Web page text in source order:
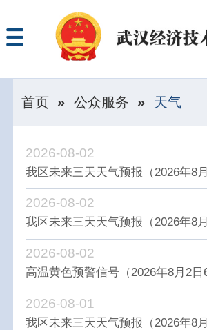
首页 » 公众服务 » 天气
我区未来三天天气预报（2026年8月
2026-08-02
我区未来三天天气预报（2026年8月
2026-08-02
高温黄色预警信号（2026年8月2日
2026-08-02
我区未来三天天气预报（2026年8月
2026-08-01